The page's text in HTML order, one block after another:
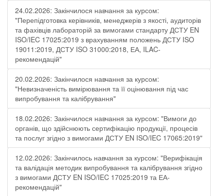
24.02.2026: Закінчилося навчання за курсом:
"Перепідготовка керівників, менеджерів з якості, аудиторів
та фахівців лабораторій за вимогами стандарту ДСТУ EN
ISO/IEC 17025:2019 з врахуванням положень ДСТУ ISO
19011:2019, ДСТУ ISO 31000:2018, ЕА, ILAC-
рекомендацій"
20.02.2026: Закінчилося навчання за курсом:
"Невизначеність вимірювання та її оцінювання під час
випробування та калібрування"
18.02.2026: Закінчилося навчання за курсом: "Вимоги до
органів, що здійснюють сертифікацію продукції, процесів
та послуг згідно з вимогами ДСТУ EN ISO/IEC 17065:2019"
12.02.2026: Закінчилось навчання за курсом: "Верифікація
та валідація методик випробування та калібрування згідно
з вимогами ДСТУ EN ISO/IEC 17025:2019 та ЕА-
рекомендацій"